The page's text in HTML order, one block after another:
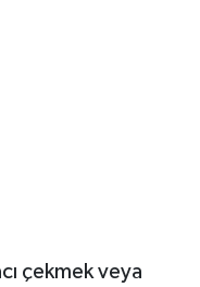
çekmek veya